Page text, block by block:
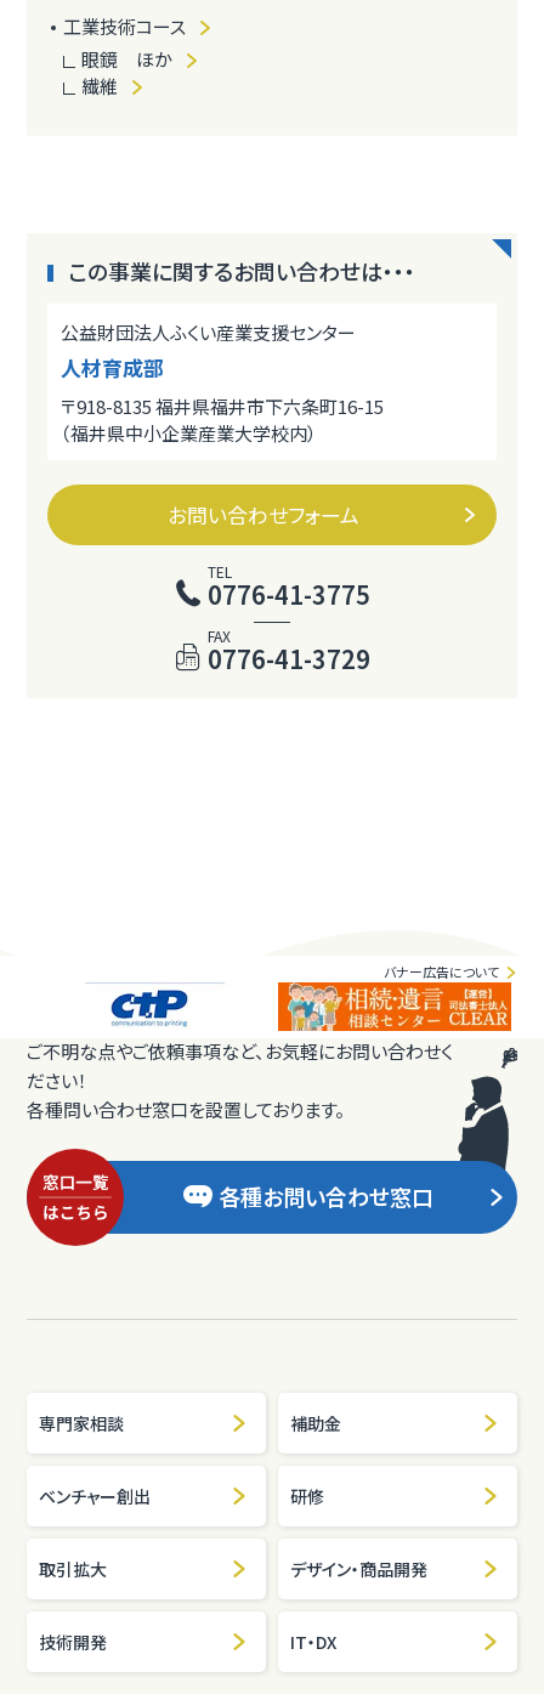
工業技術コース
眼鏡 ほか
繊維
この事業に関するお問い合わせは・・・
公益財団法人ふくい産業支援センター
人材育成部
〒918-8135 福井県福井市下六条町16-15
（福井県中小企業産業大学校内）
お問い合わせフォーム
TEL
0776-41-3775
FAX
0776-41-3729
バナー広告について
ご不明な点やご依頼事項など、お気軽にお問い合わせく
ださい！
各種問い合わせ窓口を設置しております。
各種お問い合わせ窓口
専門家相談 補助金
ベンチャー創出 研修
取引拡大 デザイン・商品開発
技術開発 IT・DX